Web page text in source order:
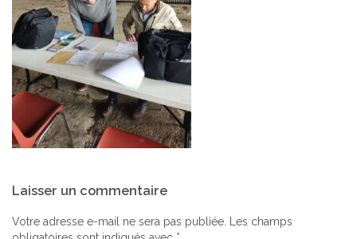
de
l’article
Laisser un commentaire
Votre adresse e-mail ne sera pas publiée. Les champs